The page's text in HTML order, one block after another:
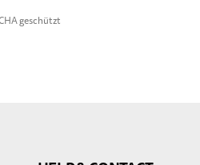
geschützt